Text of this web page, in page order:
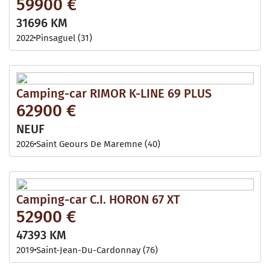
59900 €
31696 KM
2022 Pinsaguel (31)
Camping-car RIMOR K-LINE 69 PLUS
62900 €
NEUF
2026Saint Geours De Maremne (40)
Camping-car C.I. HORON 67 XT
52900 €
47393 KM
2019 Saint-Jean-Du-Cardonnay (76)